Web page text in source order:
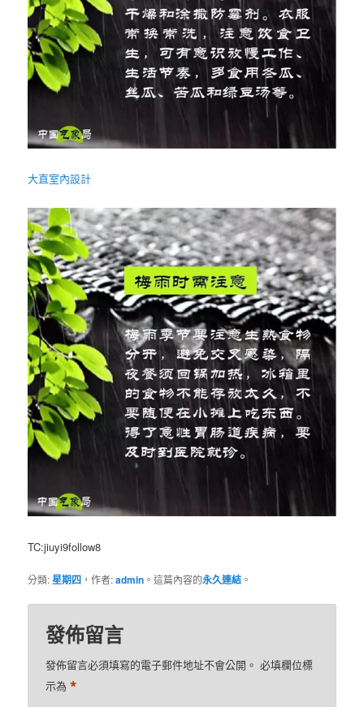
大直室內設計
TC:jiuyi9follow8
分類:星期四 ，作者:admin 。這篇內容的永久連結 。
發佈留言
發佈留言必須填寫的電子郵件地址不會公開。 必填欄位標
示為*